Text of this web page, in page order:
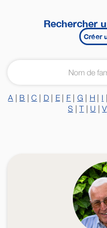
Rechercher
Créer
A B |C D| E| F G H I
S |T U |V